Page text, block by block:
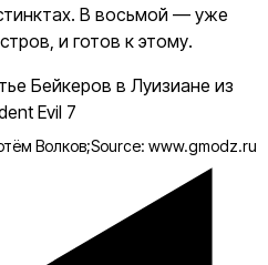
В восьмой — уже
и готов к этому.
Волков;Source: www.gmodz.ru